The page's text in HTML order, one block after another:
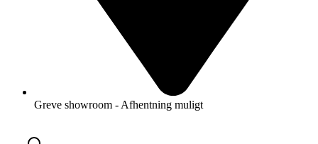
Greve showroom - Afhentning muligt